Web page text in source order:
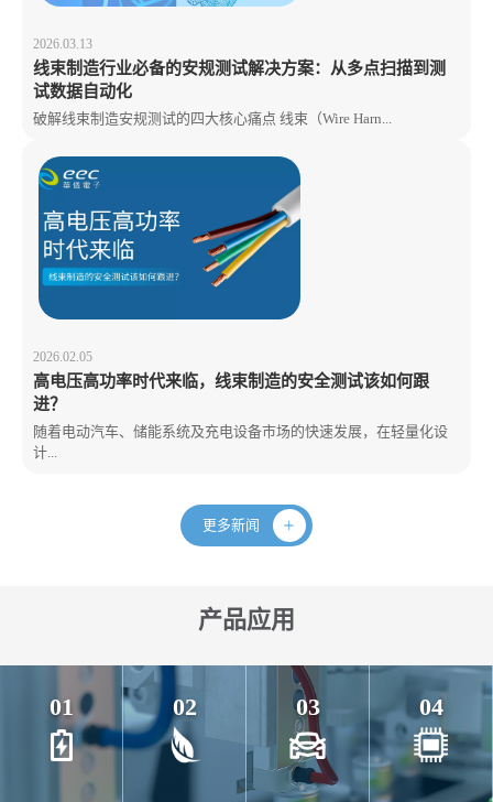
2026.03.13
线束制造行业必备的安规测试解决方案：从多点扫描到测
试数据自动化
破解线束制造安规测试的四大核心痛点 线束（Wire Harn...
2026.02.05
高电压高功率时代来临，线束制造的安全测试该如何跟
进？
随着电动汽车、储能系统及充电设备市场的快速发展，在轻量化设
计...
更多新闻
产品应用
01 02 03 04